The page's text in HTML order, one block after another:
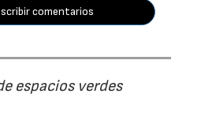
comentarios
espacios verdes